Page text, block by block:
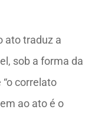
ato traduz a
sob a forma da
correlato
ao ato é o